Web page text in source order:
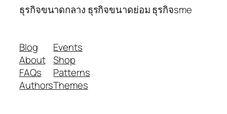
ธุรกิจขนาดกลาง ธุรกิจขนาดย่อม ธุรกิจsme
Blog
About
FAQs
Authors
Events
Shop
Patterns
Themes